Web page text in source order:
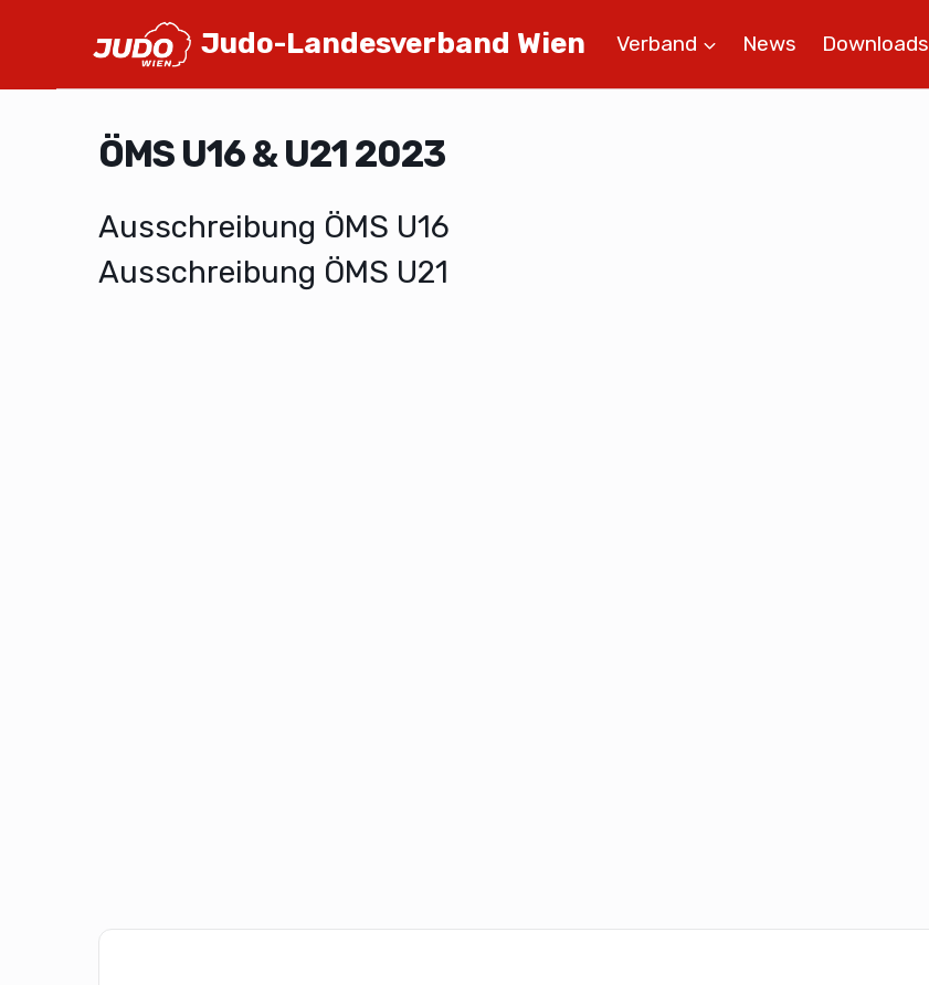
Judo-Landesverband Wien Verband News Downloads
ÖMS U16 & U21 2023
Ausschreibung ÖMS U16
Ausschreibung ÖMS U21